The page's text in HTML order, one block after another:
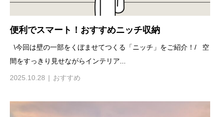
便利でスマート！おすすめニッチ収納
\今回は壁の一部をくぼませてつくる「ニッチ」をご紹介！/ 空
間をすっきり見せながらインテリア...
2025.10.28 おすすめ